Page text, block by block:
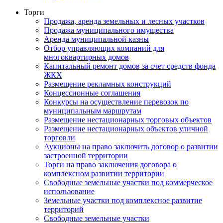
Торги
Продажа, аренда земельных и лесных участков
Продажа муниципального имущества
Аренда муниципальной казны
Отбор управляющих компаний для
многоквартирных домов
Капитальный ремонт домов за счет средств фонда
ЖКХ
Размещение рекламных конструкций
Концессионные соглашения
Конкурсы на осуществление перевозок по
муниципальным маршрутам
Размещение нестационарных торговых объектов
Размещение нестационарных объектов уличной
торговли
Аукционы на право заключить договор о развитии
застроенной территории
Торги на право заключения договора о
комплексном развитии территории
Свободные земельные участки под коммерческое
использование
Земельные участки под комплексное развитие
территорий
Свободные земельные участки